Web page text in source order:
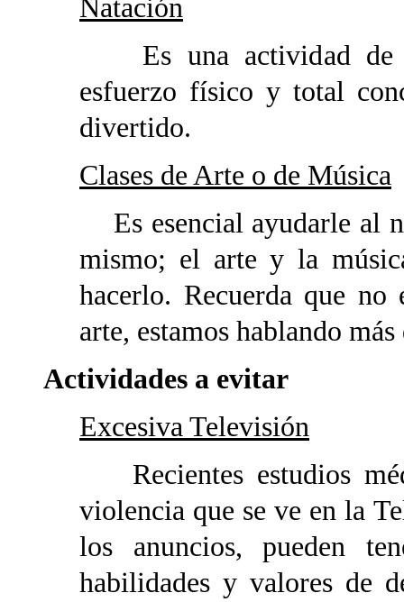
Natación
Es una actividad de
esfuerzo físico y total
divertido.
Clases de Arte o de Música
Es esencial ayudarle al
mismo; el arte y la
hacerlo. Recuerda que
arte, estamos hablando
Actividades a evitar
Excesiva Televisión
Recientes estudios
violencia que se ve en la
los anuncios, pueden
habilidades y valores de